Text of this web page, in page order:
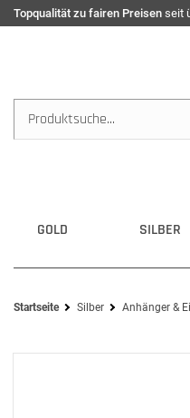
Topqualität zu fairen Preisen seit
GOLD SILBER
Startseite Silber Anhänger &